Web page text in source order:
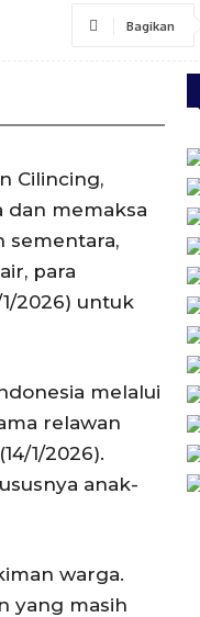
Bagikan
Cilincing,
dan memaksa
sementara,
para
2026) untuk
melalui
relawan
1/2026).
anak-
warga.
yang masih